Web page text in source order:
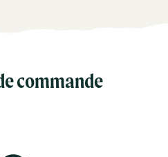
lyonnais)
mesure possible (nous
commande